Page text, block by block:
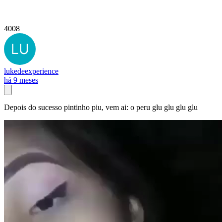
4008
lukedeexperience
há 9 meses
Depois do sucesso pintinho piu, vem ai: o peru glu glu glu glu